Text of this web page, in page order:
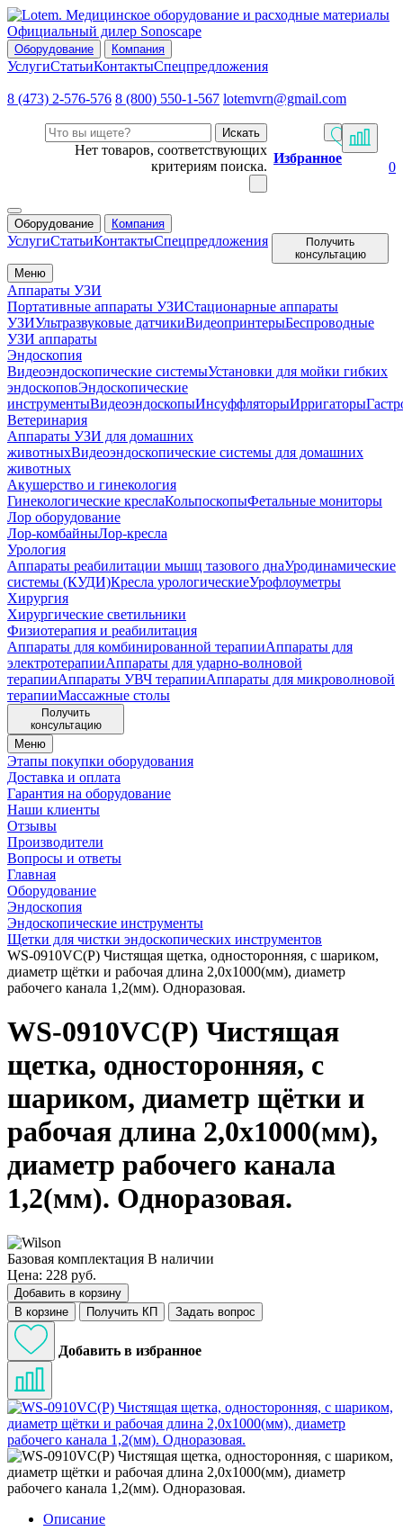
Официальный дилер Sonoscape
Оборудование Компания
УслугиСтатьиКонтактыСпецпредложения
8 (473) 2-576-576 8 (800) 550-1-567 lotemvrn@gmail.com
Искать
Нет товаров, соответствующих
критериям поиска.
Избранное
0
Оборудование Компания
УслугиСтатьиКонтактыСпецпредложения
Получить
консультацию
Меню
Аппараты УЗИ
Портативные аппараты УЗИСтационарные аппараты
УЗИУльтразвуковые датчикиВидеопринтерыБеспроводные
УЗИ аппараты
Эндоскопия
Видеоэндоскопические системыУстановки для мойки гибких
эндоскоповЭндоскопические
инструментыВидеоэндоскопыИнсуффляторыИрригаторы
Ветеринария
Аппараты УЗИ для домашних
животныхВидеоэндоскопические системы для домашних
животных
Акушерство и гинекология
Гинекологические креслаКольпоскопыФетальные мониторы
Лор оборудование
Лор-комбайныЛор-кресла
Урология
Аппараты реабилитации мышц тазового днаУродинамические
системы (КУДИ)Кресла урологическиеУрофлоуметры
Хирургия
Хирургические светильники
Физиотерапия и реабилитация
Аппараты для комбинированной терапииАппараты для
электротерапииАппараты для ударно-волновой
терапииАппараты УВЧ терапииАппараты для микроволновой
терапииМассажные столы
Получить
консультацию
Меню
Этапы покупки оборудования
Доставка и оплата
Гарантия на оборудование
Наши клиенты
Отзывы
Производители
Вопросы и ответы
Главная
Оборудование
Эндоскопия
Эндоскопические инструменты
Щетки для чистки эндоскопических инструментов
WS-0910VC(P) Чистящая щетка, односторонняя, с шариком,
диаметр щётки и рабочая длина 2,0х1000(мм), диаметр
рабочего канала 1,2(мм). Одноразовая.
WS-0910VC(P) Чистящая
щетка, односторонняя, с
шариком, диаметр щётки и
рабочая длина 2,0х1000(мм),
диаметр рабочего канала
1,2(мм). Одноразовая.
Базовая комплектация В наличии
Цена: 228 руб.
Добавить в корзину
В корзине
Получить КП Задать вопрос
Добавить в избранное
Описание